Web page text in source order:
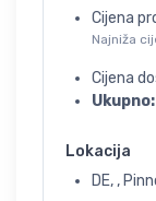
Cijena
Najniža
Cijena
Ukupno:
Lokacija
DE, ,